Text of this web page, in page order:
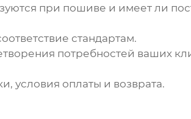
при пошиве и имеет ли
стандартам.
потребностей ваших
условия оплаты и возврата.